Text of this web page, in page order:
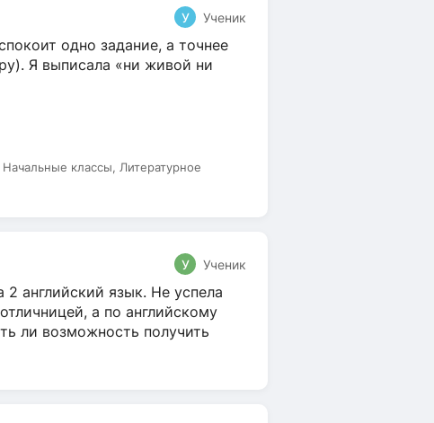
У Ученик
одно задание, а точнее
Я выписала «ни живой ни
классы, Литературное
У Ученик
английский язык. Не успела
а по английскому
ли возможность получить